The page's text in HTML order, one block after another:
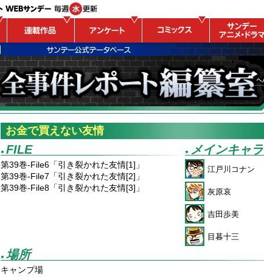
お金で買えない友情
● FILE
第39巻-File6「引き裂かれた友情[1]」
第39巻-File7「引き裂かれた友情[2]」
第39巻-File8「引き裂かれた友情[3]」
● メインキャラ
江戸川コナン
灰原哀
吉田歩美
目暮十三
● 場所
キャンプ場